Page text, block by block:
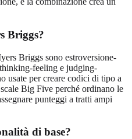
Briggs?
Briggs sono estroversione-
feeling e judging-
usate per creare codici di tipo a
Big Five perché ordinano le
punteggi a tratti ampi
di base?